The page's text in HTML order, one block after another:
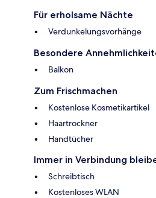
Für erholsame Nächte
Verdunkelungsvorhänge
Besondere
Balkon
Zum Frischmachen
Kostenlose Kosmetikartikel
Haartrockner
Handtücher
Immer in Verbindung
Schreibtisch
Kostenloses WLAN